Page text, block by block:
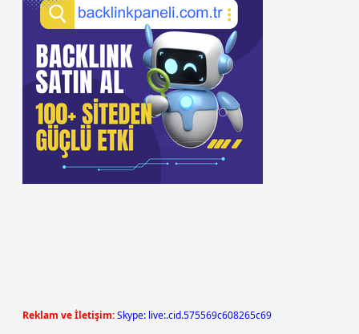
Reklam ve İletişim:Skype: live:.cid.575569c608265c69